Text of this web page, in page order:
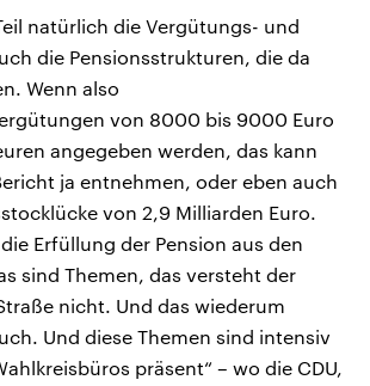
natürlich die Vergütungs- und
die Pensionsstrukturen, die da
Wenn also
von 8000 bis 9000 Euro
angegeben werden, das kann
ja entnehmen, oder eben auch
von 2,9 Milliarden Euro.
Erfüllung der Pension aus den
sind Themen, das versteht der
nicht. Und das wiederum
Und diese Themen sind intensiv
präsent“ – wo die CDU,